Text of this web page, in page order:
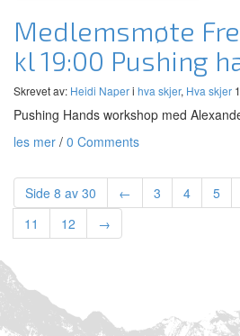
Medlemsmøte
kl 19:00 Pushing
Skrevet av: Heidi Naperi hva skjer, Hva skjer
Pushing Hands workshop med
les mer / 0 Comments
Side 8 av 30 ← 3 4 5
11
12 →